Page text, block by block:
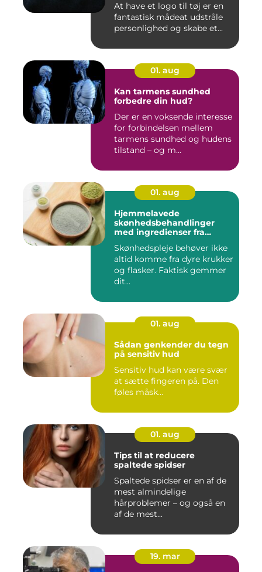
At have et logo til tøj er en
fantastisk mådeat udstråle
personlighed og skabe et...
01. aug
Kan tarmens sundhed
forbedre din hud?
Der er en voksende interesse
for forbindelsen mellem
tarmens sundhed og hudens
tilstand – og m...
01. aug
Hjemmelavede
skønhedsbehandlinger
med ingredienser fra
Skønhedspleje behøver ikke
altid komme fra dyre krukker
og flasker. Faktisk gemmer
dit...
01. aug
Sådan genkender du tegn
på sensitiv hud
Sensitiv hud kan være svær
at sætte fingeren på. Den
føles måsk...
01. aug
Tips til at reducere
spaltede spidser
Spaltede spidser er en af de
mest almindelige
hårproblemer – og også en
af de mest...
19. mar